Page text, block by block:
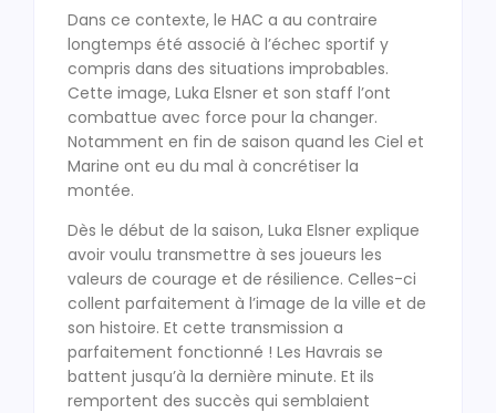
Dans ce contexte, le HAC a au contraire
longtemps été associé à l’échec sportif y
compris dans des situations improbables.
Cette image, Luka Elsner et son staff l’ont
combattue avec force pour la changer.
Notamment en fin de saison quand les Ciel et
Marine ont eu du mal à concrétiser la
montée.
Dès le début de la saison, Luka Elsner explique
avoir voulu transmettre à ses joueurs les
valeurs de courage et de résilience. Celles-ci
collent parfaitement à l’image de la ville et de
son histoire. Et cette transmission a
parfaitement fonctionné ! Les Havrais se
battent jusqu’à la dernière minute. Et ils
remportent des succès qui semblaient